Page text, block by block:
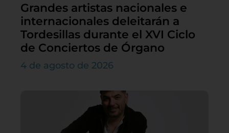
Grandes artistas nacionales e
internacionales deleitarán a
Tordesillas durante el XVI Ciclo
de Conciertos de Órgano
4 de agosto de 2026